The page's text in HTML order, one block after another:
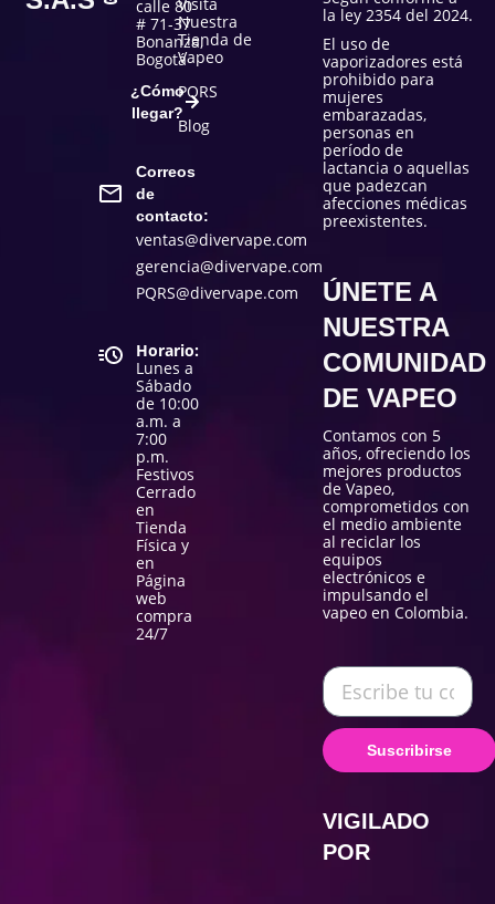
calle 80
# 71-37
Bonanza,
Bogotá
¿Cómo
llegar?
Correos
de
contacto:
ventas@divervape.com
gerencia@divervape.com
PQRS@divervape.com
Horario:
Lunes a
Sábado
de 10:00
a.m. a
7:00
p.m.
Festivos
Cerrado
en
Tienda
Física y
en
Página
web
compra
24/7
Nuestra
Tienda de
Vapeo
PQRS
Blog
la ley 2354 del 2024.
El uso de
vaporizadores está
prohibido para
mujeres
embarazadas,
personas en
período de
lactancia o aquellas
que padezcan
afecciones médicas
preexistentes.
ÚNETE A
NUESTRA
COMUNIDAD
DE VAPEO
Contamos con 5
años, ofreciendo los
mejores productos
de Vapeo,
comprometidos con
el medio ambiente
al reciclar los
equipos
electrónicos e
impulsando el
vapeo en Colombia.
Suscribirse
VIGILADO
POR